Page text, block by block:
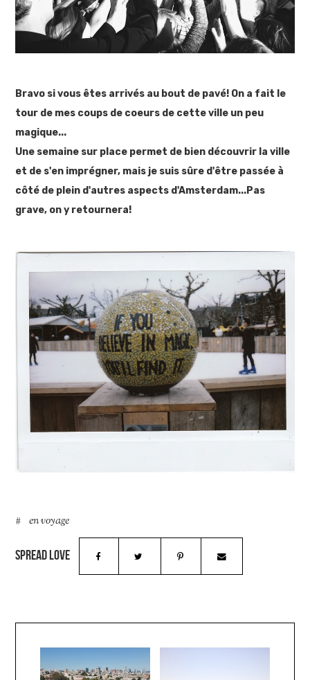
Bravo si vous êtes arrivés au bout de pavé! On a fait le
tour de mes coups de coeurs de cette ville un peu
magique...
Une semaine sur place permet de bien découvrir la ville
et de s'en imprégner, mais je suis sûre d'être passée à
côté de plein d'autres aspects d'Amsterdam...Pas
grave, on y retournera!
en voyage